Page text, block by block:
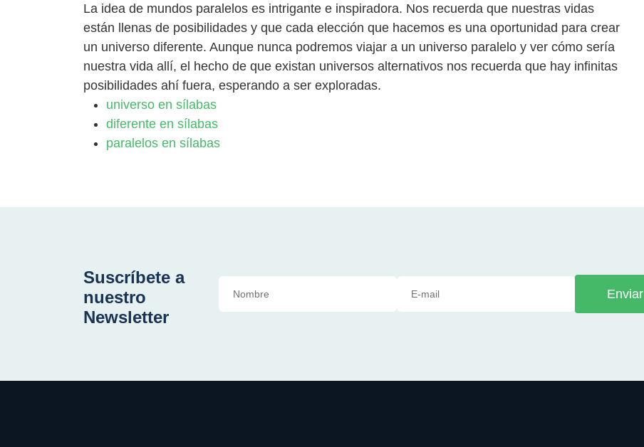
La idea de mundos paralelos es intrigante e inspiradora. Nos recuerda que nuestras vidas
están llenas de posibilidades y que cada elección que hacemos es una oportunidad para crear
un universo diferente. Aunque nunca podremos viajar a un universo paralelo y ver cómo sería
nuestra vida allí, el hecho de que existan universos alternativos nos recuerda que hay infinitas
posibilidades ahí fuera, esperando a ser exploradas.
universo en sílabas
diferente en sílabas
paralelos en sílabas
Suscríbete a
nuestro
Newsletter
Enviar